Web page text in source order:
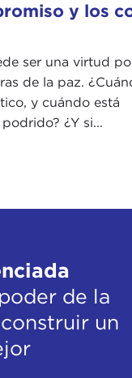
y los
ser una virtud
de la paz.
y cuándo está
¿Y si...
de la
un